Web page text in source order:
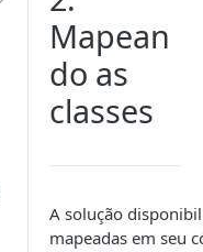
Mapean
do as
classes
A solução
mapeadas em seu